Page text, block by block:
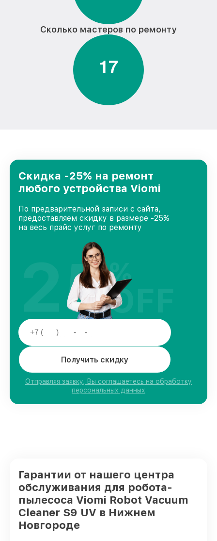
Сколько мастеров по ремонту
17
Скидка -25% на ремонт
любого устройства Viomi
По предварительной записи с сайта,
предоставляем скидку в размере -25%
на весь прайс услуг по ремонту
Получить скидку
Отправляя заявку, Вы соглашаетесь на обработку
персональных данных
25%
OFF
Гарантии от нашего центра
обслуживания для робота-
пылесоса Viomi Robot Vacuum
Cleaner S9 UV в Нижнем
Новгороде